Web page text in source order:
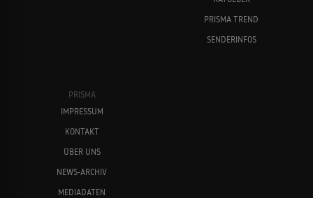
PRISMA TREND
SENDERINFOS
PRISMA
IMPRESSUM
KONTAKT
ÜBER UNS
NEWS-ARCHIV
MEDIADATEN